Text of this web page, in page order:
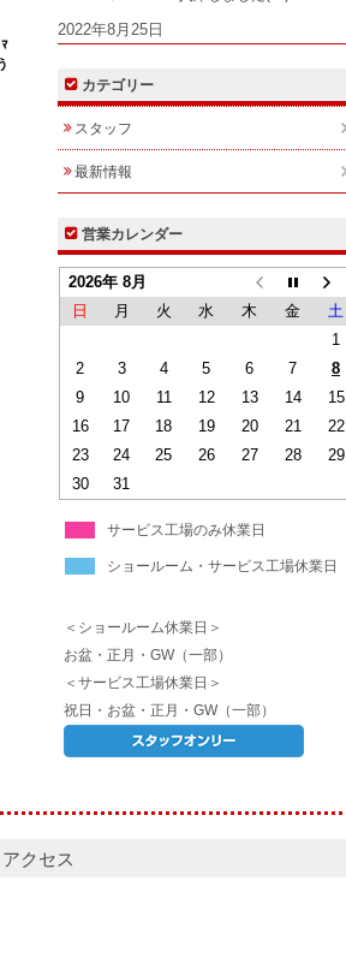
2022年8月25日
カテゴリー
スタッフ
最新情報
営業カレンダー
2026年 8月
日
月 火 水 木 金
土
1
2
3 4 5 6 7
8
9
10 11 12 13 14
15
16
17 18 19 20 21
22
23
24 25 26 27 28
29
30
31
サービス工場のみ休業日
ショールーム・サービス工場休業日
＜ショールーム休業日＞
お盆・正月・GW（一部）
＜サービス工場休業日＞
祝日・お盆・正月・GW（一部）
アクセス